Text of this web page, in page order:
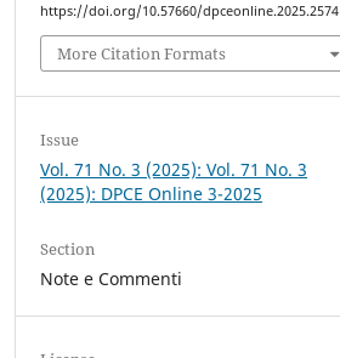
https://doi.org/10.57660/dpceonline.2025.2574
More Citation Formats
Issue
Vol. 71 No. 3 (2025): Vol. 71 No. 3
(2025): DPCE Online 3-2025
Section
Note e Commenti